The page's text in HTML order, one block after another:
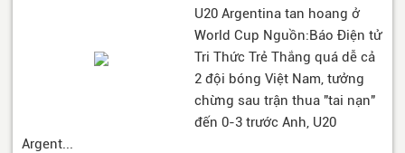
U20 Argentina tan hoang ở
World Cup Nguồn:Báo Điện tử
Tri Thức Trẻ Thắng quá dễ cả
2 đội bóng Việt Nam, tưởng
chừng sau trận thua "tai nạn"
đến 0-3 trước Anh, U20
Argent...